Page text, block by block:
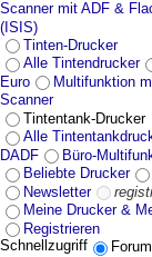
Scanner mit ADF &
(ISIS)
Tinten-Drucker
Alle Tintendrucker
Euro
Multifunktion
Scanner
Tintentank-Drucker
Alle
DADF
Büro-
Beliebte Drucker
Newsletter
Meine Drucker &
Registrieren
Schnellzugriff
Forum